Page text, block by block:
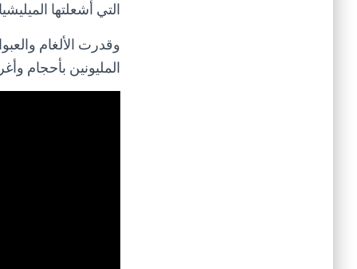
التي أشعلتها
وقدرت الألغام
المليونين بأحجام